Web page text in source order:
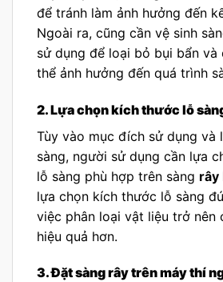
để tránh làm ảnh hưởng đến
Ngoài ra, cũng cần vệ sinh
sử dụng để loại bỏ bụi bẩn
thể ảnh hưởng đến quá trình
2. Lựa chọn kích thước lỗ
Tùy vào mục đích sử dụng và
sàng, người sử dụng cần lựa
lỗ sàng phù hợp trên sàng rây
lựa chọn kích thước lỗ sàng
việc phân loại vật liệu trở nên
hiệu quả hơn.
3. Đặt sàng rây trên máy thí